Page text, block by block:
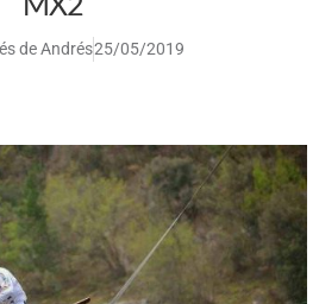
de Andrés25/05/2019